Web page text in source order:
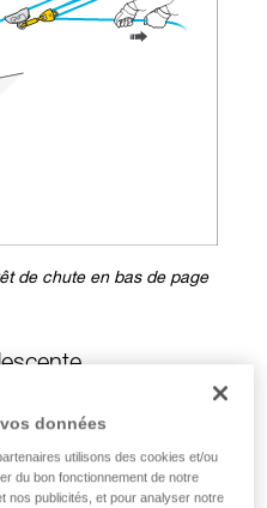
de chute en bas de page
pour le contre-
données
utilisons des cookies et/ou
du bon fonctionnement de notre
nos publicités, et pour analyser notre